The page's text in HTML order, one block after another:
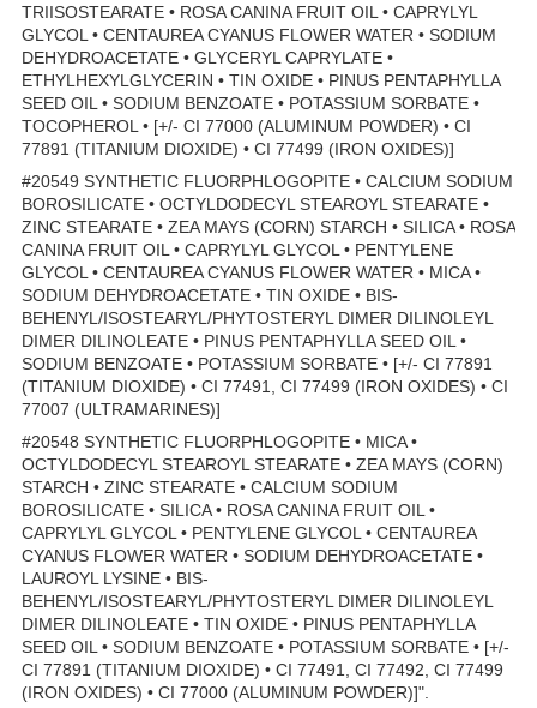
TRIISOSTEARATE • ROSA CANINA FRUIT OIL • CAPRYLYL
GLYCOL • CENTAUREA CYANUS FLOWER WATER • SODIUM
DEHYDROACETATE • GLYCERYL CAPRYLATE •
ETHYLHEXYLGLYCERIN • TIN OXIDE • PINUS PENTAPHYLLA
SEED OIL • SODIUM BENZOATE • POTASSIUM SORBATE •
TOCOPHEROL • [+/- CI 77000 (ALUMINUM POWDER) • CI
77891 (TITANIUM DIOXIDE) • CI 77499 (IRON OXIDES)]
#20549 SYNTHETIC FLUORPHLOGOPITE • CALCIUM SODIUM
BOROSILICATE • OCTYLDODECYL STEAROYL STEARATE •
ZINC STEARATE • ZEA MAYS (CORN) STARCH • SILICA • ROSA
CANINA FRUIT OIL • CAPRYLYL GLYCOL • PENTYLENE
GLYCOL • CENTAUREA CYANUS FLOWER WATER • MICA •
SODIUM DEHYDROACETATE • TIN OXIDE • BIS-
BEHENYL/ISOSTEARYL/PHYTOSTERYL DIMER DILINOLEYL
DIMER DILINOLEATE • PINUS PENTAPHYLLA SEED OIL •
SODIUM BENZOATE • POTASSIUM SORBATE • [+/- CI 77891
(TITANIUM DIOXIDE) • CI 77491, CI 77499 (IRON OXIDES) • CI
77007 (ULTRAMARINES)]
#20548 SYNTHETIC FLUORPHLOGOPITE • MICA •
OCTYLDODECYL STEAROYL STEARATE • ZEA MAYS (CORN)
STARCH • ZINC STEARATE • CALCIUM SODIUM
BOROSILICATE • SILICA • ROSA CANINA FRUIT OIL •
CAPRYLYL GLYCOL • PENTYLENE GLYCOL • CENTAUREA
CYANUS FLOWER WATER • SODIUM DEHYDROACETATE •
LAUROYL LYSINE • BIS-
BEHENYL/ISOSTEARYL/PHYTOSTERYL DIMER DILINOLEYL
DIMER DILINOLEATE • TIN OXIDE • PINUS PENTAPHYLLA
SEED OIL • SODIUM BENZOATE • POTASSIUM SORBATE • [+/-
CI 77891 (TITANIUM DIOXIDE) • CI 77491, CI 77492, CI 77499
(IRON OXIDES) • CI 77000 (ALUMINUM POWDER)]".